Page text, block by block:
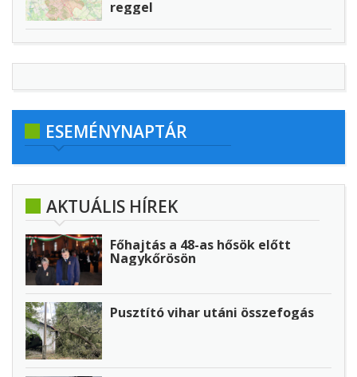
reggel
ESEMÉNYNAPTÁR
AKTUÁLIS HÍREK
Főhajtás a 48-as hősök előtt
Nagykőrösön
Pusztító vihar utáni összefogás